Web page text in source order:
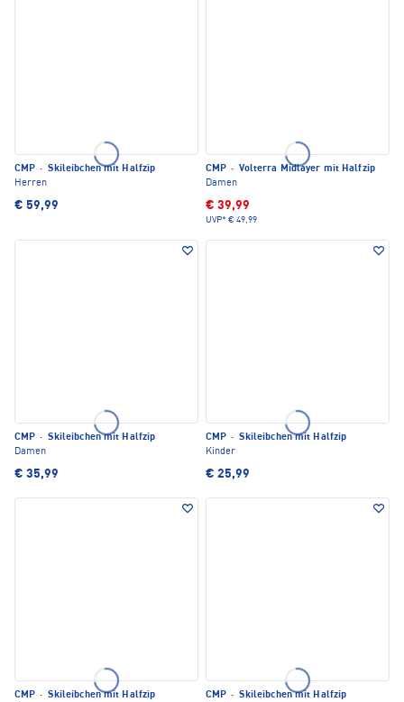
CMP · Skileibchen mit Halfzip
Herren
€ 59,99
CMP · Volterra Midlayer mit Halfzip
Damen
€ 39,99
UVP* € 49,99
CMP · Skileibchen mit Halfzip
Damen
€ 35,99
CMP · Skileibchen mit Halfzip
Kinder
€ 25,99
CMP · Skileibchen mit Halfzip
CMP · Skileibchen mit Halfzip